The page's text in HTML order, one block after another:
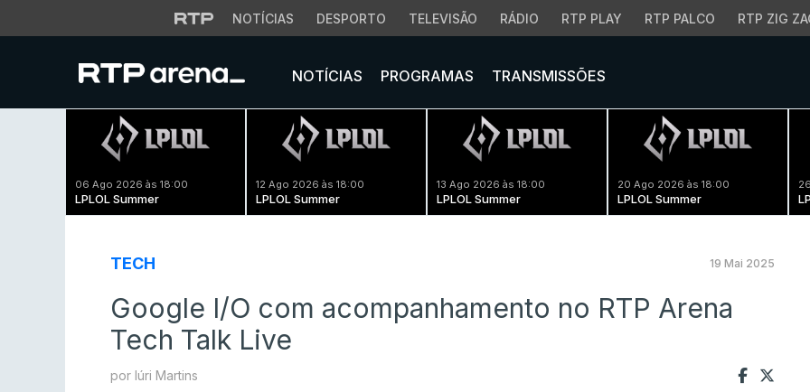
NOTÍCIAS DESPORTO TELEVISÃO RÁDIO RTP PLAY RTP PALCO RTP ZIG
NOTÍCIAS PROGRAMAS TRANSMISSÕES
06 Ago 2026 às 18:00
LPLOL Summer
12 Ago 2026 às 18:00
LPLOL Summer
13 Ago 2026 às 18:00
LPLOL Summer
20 Ago 2026 às 18:00
LPLOL Summer
TECH 19 Mai 2025
Google I/O com acompanhamento no RTP Arena
Tech Talk Live
por Iúri Martins